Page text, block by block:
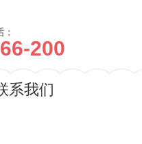
200
系我们